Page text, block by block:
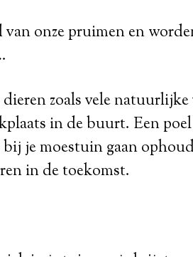
onze pruimen en
zoals vele
in de buurt. Een
je moestuin gaan
in de toekomst.